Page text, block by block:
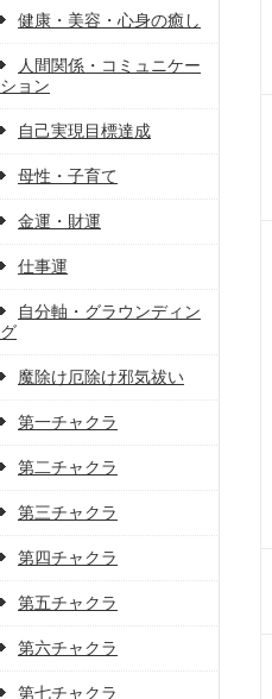
健康・美容・心身の癒し
人間関係・コミュニケー
ション
自己実現目標達成
母性・子育て
金運・財運
仕事運
自分軸・グラウンディン
グ
魔除け厄除け邪気祓い
第一チャクラ
第二チャクラ
第三チャクラ
第四チャクラ
第五チャクラ
第六チャクラ
第七チャクラ